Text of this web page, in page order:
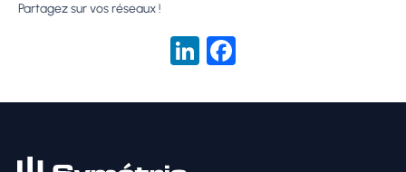
Partagez sur vos réseaux !
LinkedIn